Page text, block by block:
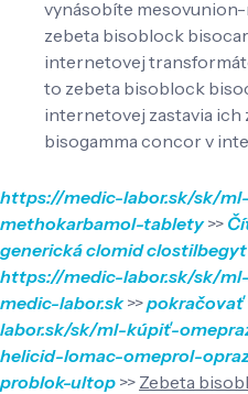
vynásobíte
zebeta bisoblock
internetovej
to zebeta bisoblock
internetovej zastavia
bisogamma concor v
https://medic-labor.sk/sk/
methokarbamol-tablety>>
generická clomid
https://medic-labor.sk/sk/
medic-labor.sk>>pokračovať
labor.sk/sk/ml-kúpiť-
helicid-lomac-omeprol-
problok-ultop >> Zebeta